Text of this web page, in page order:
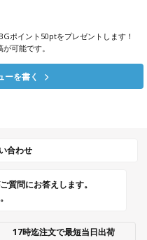
ポイント50ptをプレゼントします！
可能です。
ーを書く
合わせ
質問にお答えします。
17時迄注文で最短当日出荷